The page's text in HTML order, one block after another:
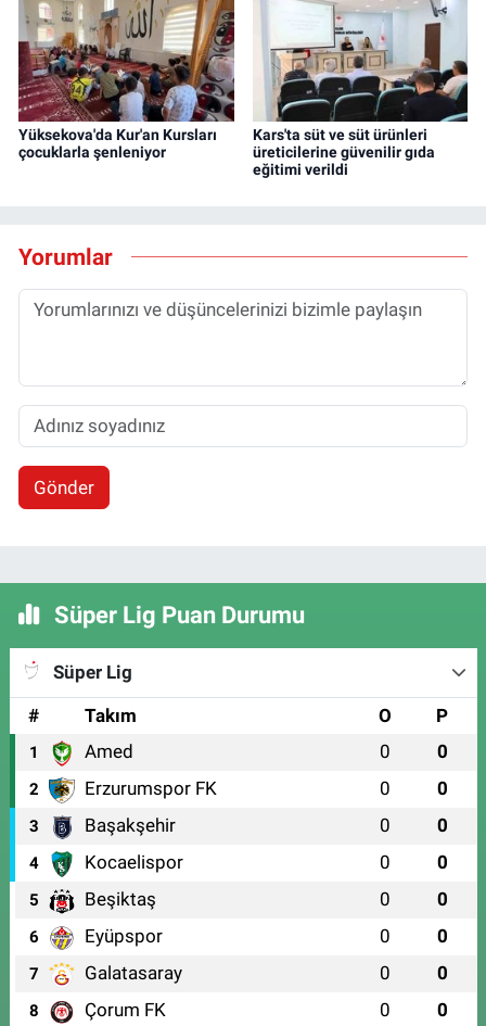
Yüksekova'da Kur'an Kursları
çocuklarla şenleniyor
Kars'ta süt ve süt ürünleri
üreticilerine güvenilir gıda
eğitimi verildi
Yorumlar
Gönder
Süper Lig Puan Durumu
Süper Lig
#
Takım O P
1 Amed 0 0
2 Erzurumspor FK 0 0
3 Başakşehir 0 0
4 Kocaelispor 0 0
5 Beşiktaş 0 0
6 Eyüpspor 0 0
7 Galatasaray 0 0
8 Çorum FK 0 0